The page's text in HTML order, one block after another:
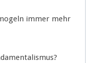
immer mehr